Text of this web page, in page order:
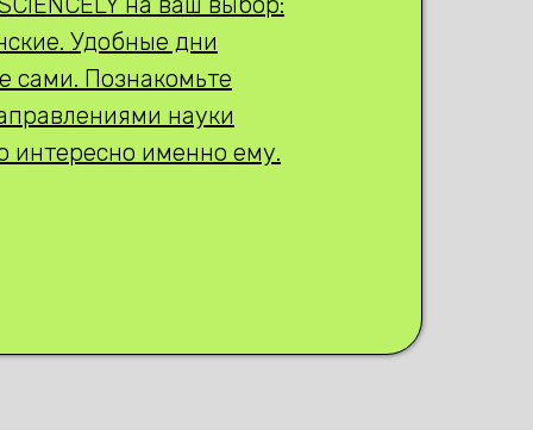
Удобные дни
сами. Познакомьте
науки
интересно именно ему.